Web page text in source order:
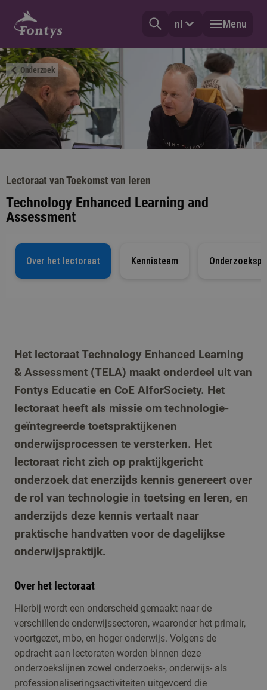
nl Menu
Onderzoek
Lectoraat van Toekomst van leren
Technology Enhanced Learning and
Assessment
Over het lectoraat Kennisteam
Het lectoraat Technology Enhanced Learning
& Assessment (TELA) maakt onderdeel uit van
Fontys Educatie en CoE AIforSociety. Het
lectoraat heeft als missie om technologie-
geïntegreerde toetspraktijkenen
onderwijsprocessen te versterken. Het
lectoraat richt zich op praktijkgericht
onderzoek dat enerzijds kennis genereert over
de rol van technologie in toetsing en leren, en
anderzijds deze kennis vertaalt naar
praktische handvatten voor de dagelijkse
onderwijspraktijk.
Over het lectoraat
Hierbij wordt een onderscheid gemaakt naar de
verschillende onderwijssectoren, waaronder het primair,
voortgezet, mbo, en hoger onderwijs. Volgens de
opdracht aan lectoraten worden binnen deze
onderzoekslijnen zowel onderzoeks-, onderwijs- als
professionaliseringsactiviteiten uitgevoerd die